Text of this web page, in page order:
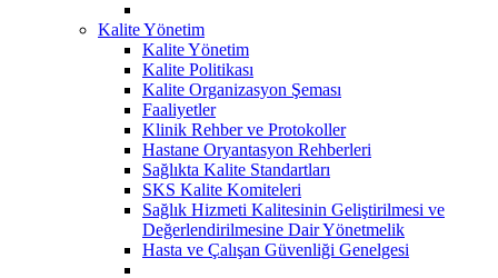
Kalite Yönetim
Kalite Yönetim
Kalite Politikası
Kalite Organizasyon Şeması
Faaliyetler
Klinik Rehber ve Protokoller
Hastane Oryantasyon Rehberleri
Sağlıkta Kalite Standartları
SKS Kalite Komiteleri
Sağlık Hizmeti Kalitesinin Geliştirilmesi ve
Değerlendirilmesine Dair Yönetmelik
Hasta ve Çalışan Güvenliği Genelgesi